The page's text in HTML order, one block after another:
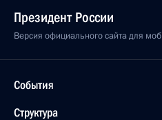
Президент России
Версия официального сайта для
События
Структура